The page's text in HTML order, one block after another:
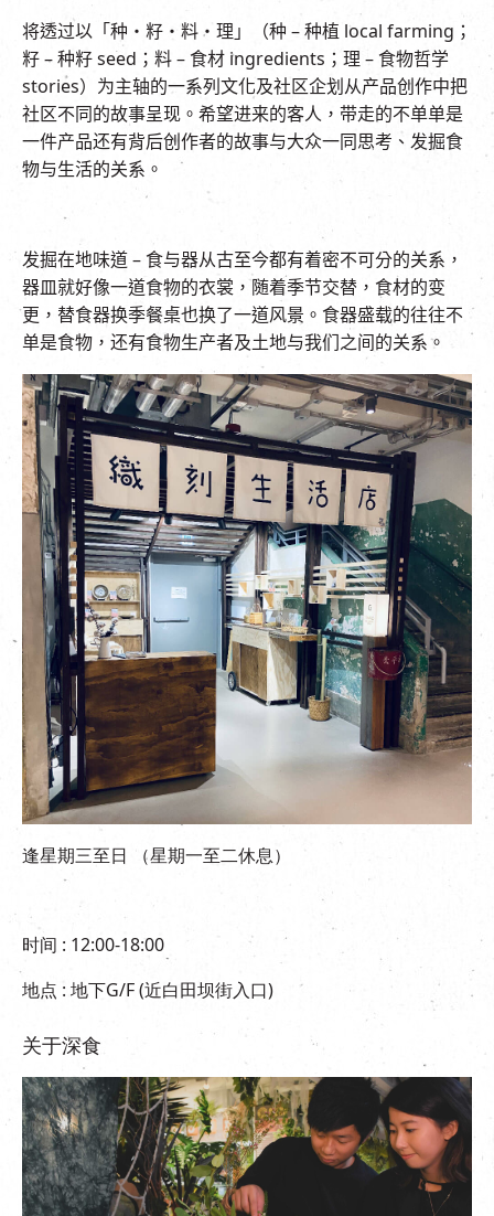
将透过以「种・籽・料・理」（种 –种植 local farming ；
籽–种籽seed ；料– 食材 ingredients ；理 –食物哲学
stories）为主轴的一系列文化及社区企划从产品创作中把
社区不同的故事呈现。希望进来的客人，带走的不单单是
一件产品还有背后创作者的故事与大众一同思考、发掘食
物与生活的关系。
发掘在地味道– 食与器从古至今都有着密不可分的关系，
器皿就好像一道食物的衣裳，随着季节交替，食材的变
更，替食器换季餐桌也换了一道风景。食器盛载的往往不
单是食物，还有食物生产者及土地与我们之间的关系。
逢星期三至日 （星期一至二休息）
时间 : 12:00-18:00
地点 : 地下G/F (近白田坝街入口)
关于深食